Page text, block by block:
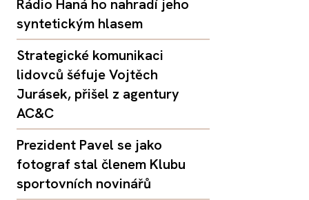
Rádio Haná ho nahradí jeho
syntetickým hlasem
Strategické komunikaci
lidovců šéfuje Vojtěch
Jurásek, přišel z agentury
AC&C
Prezident Pavel se jako
fotograf stal členem Klubu
sportovních novinářů